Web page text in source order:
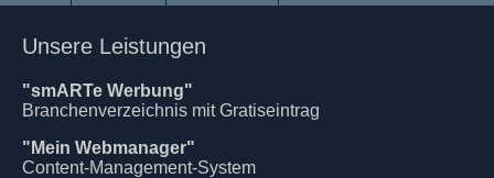
Unsere Leistungen
"smARTe Werbung"
Branchenverzeichnis mit Gratiseintrag
"Mein Webmanager"
Content-Management-System